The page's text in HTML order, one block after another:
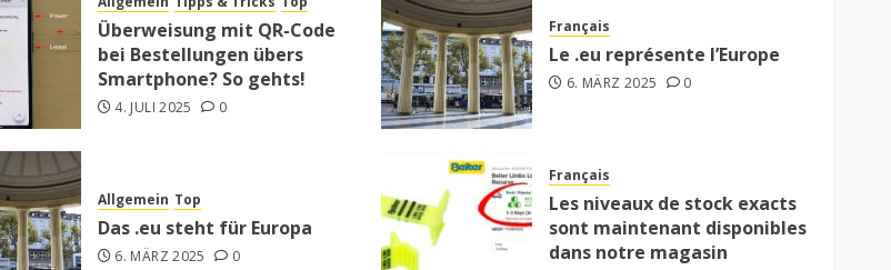
Überweisung mit QR-Code
bei Bestellungen übers
Smartphone? So gehts!
4. JULI 2025 0
Français
Le .eu représente l’Europe
6. MÄRZ 2025 0
Allgemein Top
Das .eu steht für Europa
6. MÄRZ 2025 0
Français
Les niveaux de stock exacts
sont maintenant disponibles
dans notre magasin